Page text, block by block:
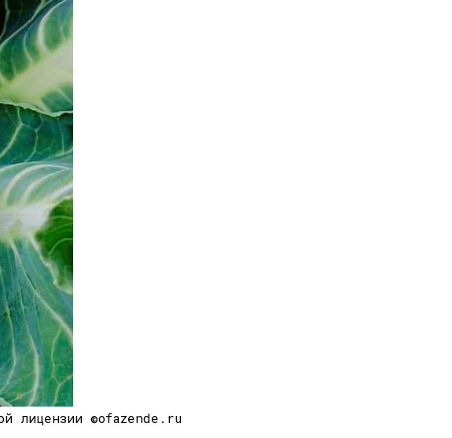
лицензии ©ofazende.ru